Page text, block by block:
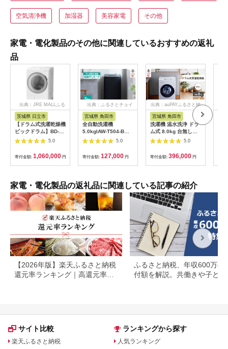
空気清浄機 加湿器 美容家電 その他
家電・電化製品のその他に関連しているおすすめの返礼
品
出典：JRE MALLふる
さと納税
茨城県 日立市
【ドラム式洗濯乾燥機
ビックドラム】BD-
STX130M L(W)【沖縄
県、離島への配送不
可】 【 洗濯機
HITACHI 日立 家電 茨
城県 日立市 】
5.0
寄付金額: 1,060,000 円
出典：ふるさとチョイ
宮城県 角田市
全自動洗濯機
5.0kgIAW-T504-Bブ
ラック
5.0
寄付金額: 127,000 円
出典：auPAYふるさと納
宮城県 角田市
洗濯機 温水洗浄 ドラ
ム式 8.0kg 台無し
CDK842-W ドラム式
洗濯乾燥機 全自動洗
濯機 節水 しわ取りコ
ース搭載 コンパクト
タイプ 新生活 アイリ
製品 歳末 新春
5.0
寄付金額: 396,000 円
家電・電化製品の返礼品に関連している記事の紹介
【2026年版】楽天ふるさと納税
還元率ランキング｜高還元率返
ふるさと納税、年収600万の
付額を解説。共働きや子ども
サイト比較
楽天ふるさと納税
ランキングから探す
人気ランキング